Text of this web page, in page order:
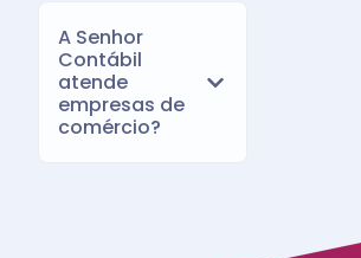
A Senhor
Contábil
atende
empresas de
comércio?